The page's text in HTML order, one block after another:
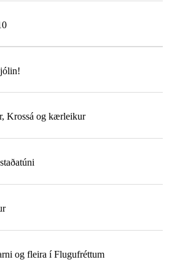
Krossá og kærleikur
og fleira í Flugufréttum